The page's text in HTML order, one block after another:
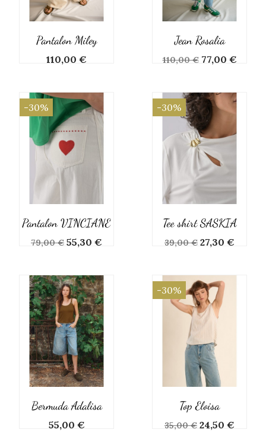
Pantalon Miley
Prix
110,00 €
Jean Rosalia
Prix
110,00 € Prix
77,00 €
Pantalon VINCIANE
Prix
79,00 € Prix
55,30 €
-30%
Tee shirt SASKIA
Prix
39,00 € Prix
27,30 €
-30%
Bermuda Adalisa
Prix
55,00 €
Top Eloisa
Prix
35,00 € Prix
24,50 €
-30%